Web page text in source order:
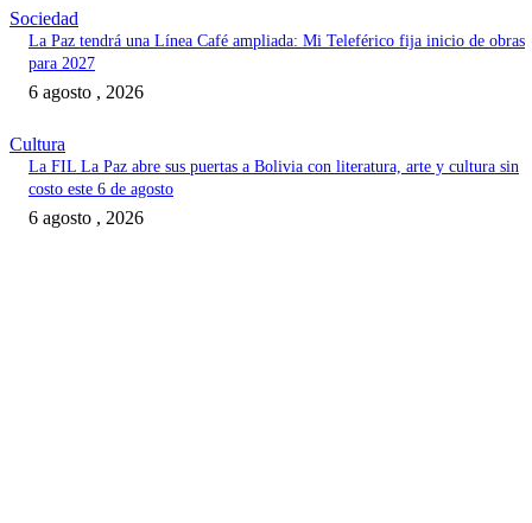
Sociedad
La Paz tendrá una Línea Café ampliada: Mi Teleférico fija inicio de obras
para 2027
6 agosto , 2026
Cultura
La FIL La Paz abre sus puertas a Bolivia con literatura, arte y cultura sin
costo este 6 de agosto
6 agosto , 2026